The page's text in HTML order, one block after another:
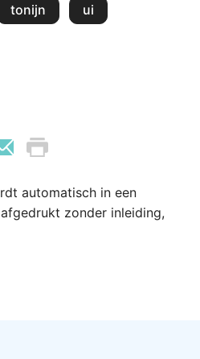
tonijn ui
automatisch in een
afgedrukt zonder inleiding,